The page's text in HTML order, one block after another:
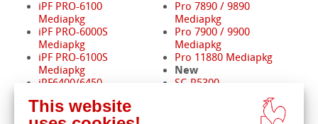
iPF PRO-6100
Mediapkg
iPF PRO-6000S
Mediapkg
iPF PRO-6100S
Mediapkg
iPF6400/6450
iPF8400 Mediapkg
iPF9400 Mediapkg
Pro 7890 / 9890
Mediapkg
Pro 7900 / 9900
Mediapkg
Pro 11880 Mediapkg
New
SC-P5300
This website